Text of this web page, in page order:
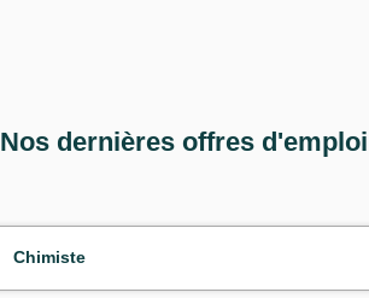
Nos dernières offres d'emploi
Chimiste